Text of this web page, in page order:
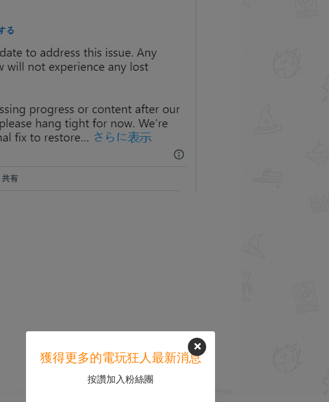
獲得更多的電玩狂人最新消息
按讚加入粉絲團